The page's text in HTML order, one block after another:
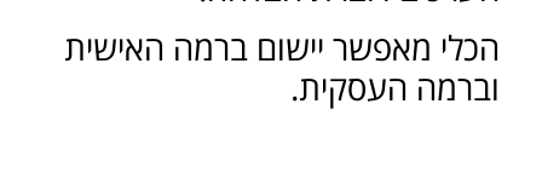
הכלי מאפשר יישום ברמה האישית
וברמה העסקית.